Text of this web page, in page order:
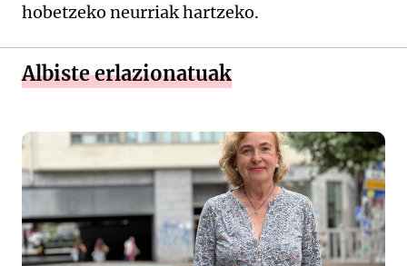
hobetzeko neurriak hartzeko.
Albiste erlazionatuak